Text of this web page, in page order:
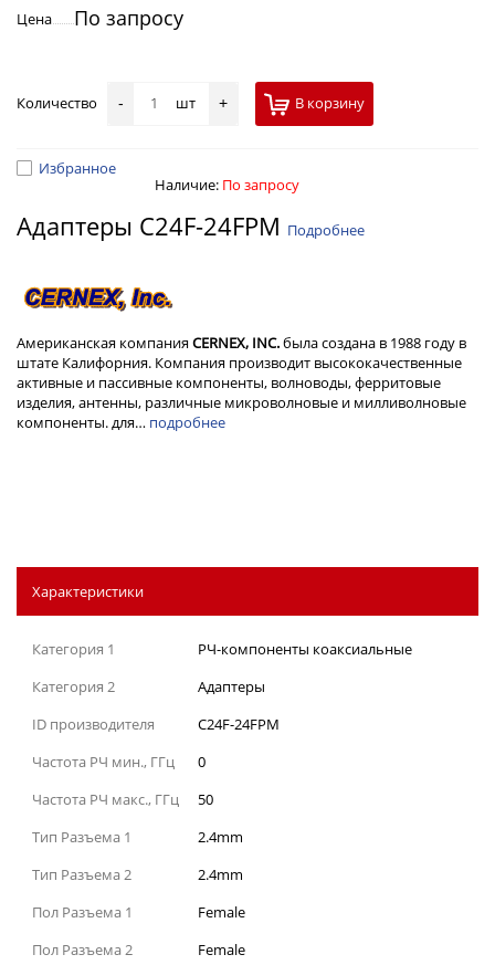
Цена
По запросу
Количество - шт + В корзину
Избранное
Наличие: По запросу
Адаптеры C24F-24FPM Подробнее
Американская компанияCERNEX, INC.была создана в 1988 году в
штате Калифорния. Компания производит высококачественные
активные и пассивные компоненты, волноводы, ферритовые
изделия, антенны, различные микроволновые и милливолновые
компоненты. для… подробнее
Характеристики
Категория 1
РЧ-компоненты коаксиальные
Категория 2
Адаптеры
ID производителя
C24F-24FPM
Частота РЧ мин., ГГц
0
Частота РЧ макс., ГГц
50
Тип Разъема 1
2.4mm
Тип Разъема 2
2.4mm
Пол Разъема 1
Female
Пол Разъема 2
Female